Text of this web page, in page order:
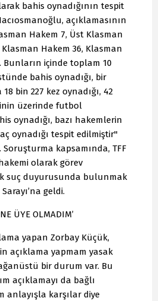
bahis oynadığının tespit
açıklamasının
Hakem 7, Üst Klasman
Klasman Hakem 36, Klasman
Bunların içinde toplam 10
bahis oynadığı, bir
bin 227 kez oynadığı, 42
üzerinde futbol
oynadığı, bazı hakemlerin
oynadığı tespit edilmiştir"
kapsamında, TFF
olarak görev
suç duyurusunda bulunmak
geldi.
ÜYE OLMADIM’
yapan Zorbay Küçük,
açıklama yapmam yasak
bir durum var. Bu
açıklamayı da bağlı
karşılar diye